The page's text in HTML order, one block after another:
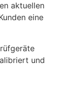
aktuellen
eine
und